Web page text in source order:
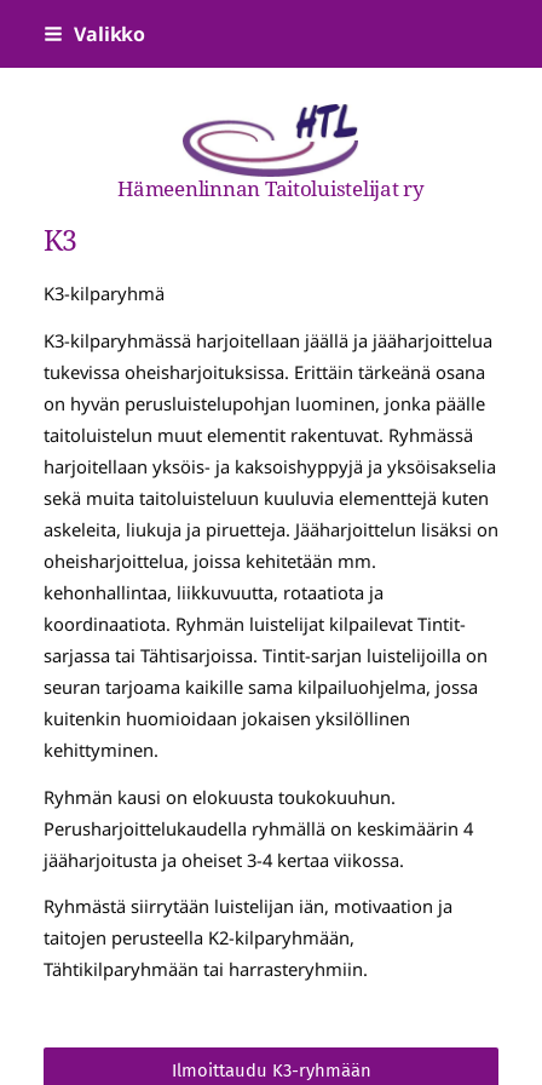
Siirry
Valikko
Hämeenlinnan Taitoluistelijat ry
K3
K3-kilparyhmä
K3-kilparyhmässä harjoitellaan jäällä ja jääharjoittelua
tukevissa oheisharjoituksissa. Erittäin tärkeänä osana
on hyvän perusluistelupohjan luominen, jonka päälle
taitoluistelun muut elementit rakentuvat. Ryhmässä
harjoitellaan yksöis- ja kaksoishyppyjä ja yksöisakselia
sekä muita taitoluisteluun kuuluvia elementtejä kuten
askeleita, liukuja ja piruetteja. Jääharjoittelun lisäksi on
oheisharjoittelua, joissa kehitetään mm.
kehonhallintaa, liikkuvuutta, rotaatiota ja
koordinaatiota. Ryhmän luistelijat kilpailevat Tintit-
sarjassa tai Tähtisarjoissa. Tintit-sarjan luistelijoilla on
seuran tarjoama kaikille sama kilpailuohjelma, jossa
kuitenkin huomioidaan jokaisen yksilöllinen
kehittyminen.
Ryhmän kausi on elokuusta toukokuuhun.
Perusharjoittelukaudella ryhmällä on keskimäärin 4
jääharjoitusta ja oheiset 3-4 kertaa viikossa.
Ryhmästä siirrytään luistelijan iän, motivaation ja
taitojen perusteella K2-kilparyhmään,
Tähtikilparyhmään tai harrasteryhmiin.
Ilmoittaudu K3-ryhmään